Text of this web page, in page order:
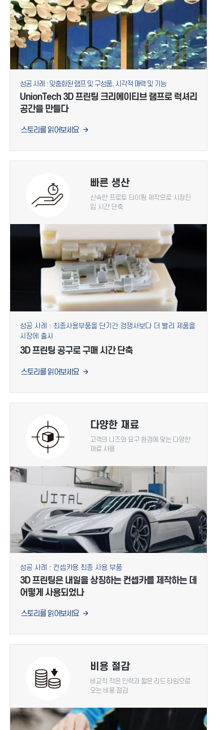
성공 사례 : 맞춤화된 램프 및 구성품, 시각적 매력 및 기능
UnionTech 3D 프린팅 크리에이티브 램프로 럭셔리
공간을 만들다
스토리를 읽어보세요
빠른 생산
신속한 프로토 타이핑 제작으로 시장진
입 시간 단축
성공 사례 : 최종사용부품을 단기간 경쟁사보다 더 빨리 제품을
시장에 출시
3D 프린팅 공구로 구매 시간 단축
스토리를 읽어보세요
다양한 재료
고객의 니즈와 요구 환경에 맞는 다양한
재료 사용
성공 사례 : 컨셉카용 최종 사용 부품
3D 프린팅은 내일을 상징하는 컨셉카를 제작하는 데
어떻게 사용되었나
스토리를 읽어보세요
비용 절감
비교적 적은 인력과 짧은 리드 타임으로
오는 비용 절감